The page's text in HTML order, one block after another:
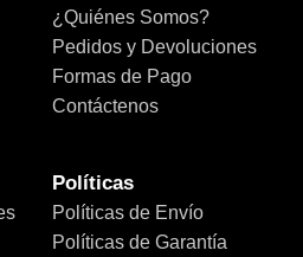
¿Quiénes Somos?
Pedidos y Devoluciones
Formas de Pago
Contáctenos
Políticas
Políticas de Envío
Políticas de Garantía